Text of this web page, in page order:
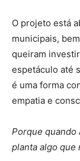
O projeto está
municipais,
queiram
espetáculo até
é uma forma
empatia e
Porque quando
planta algo que